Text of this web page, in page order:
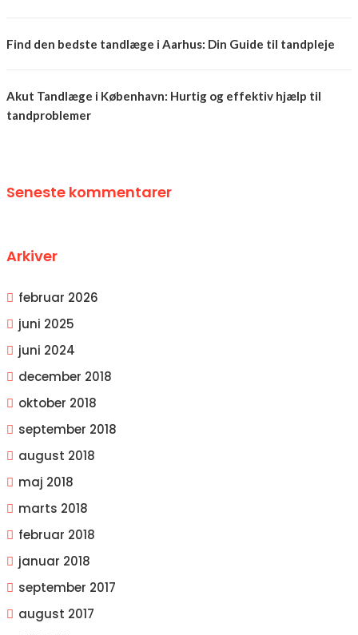
Find den bedste tandlæge i Aarhus: Din Guide til tandpleje
Akut Tandlæge i København: Hurtig og effektiv hjælp til
tandproblemer
Seneste kommentarer
Arkiver
februar 2026
juni 2025
juni 2024
december 2018
oktober 2018
september 2018
august 2018
maj 2018
marts 2018
februar 2018
januar 2018
september 2017
august 2017